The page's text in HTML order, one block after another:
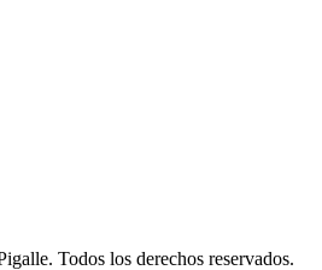
Todos los derechos reservados.